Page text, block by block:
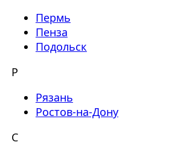
Пермь
Пенза
Подольск
Р
Рязань
Ростов-на-Дону
С